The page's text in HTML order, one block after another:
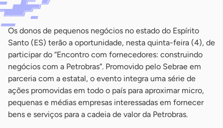
Os donos de pequenos negócios no estado do Espírito
Santo (ES) terão a oportunidade, nesta quinta-feira (4), de
participar do “Encontro com fornecedores: construindo
negócios com a Petrobras”. Promovido pelo Sebrae em
parceria com a estatal, o evento integra uma série de
ações promovidas em todo o país para aproximar micro,
pequenas e médias empresas interessadas em fornecer
bens e serviços para a cadeia de valor da Petrobras.